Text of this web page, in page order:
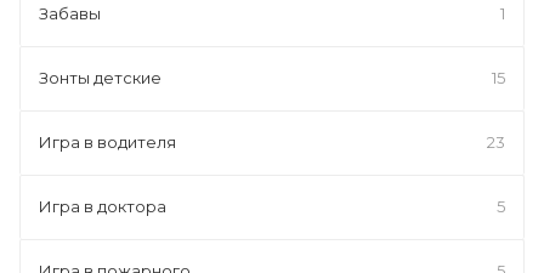
Забавы 1
Зонты детские 15
Игра в водителя 23
Игра в доктора 5